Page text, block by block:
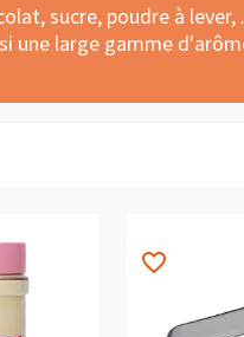
sucre, poudre à
une large gamme
favorite_border